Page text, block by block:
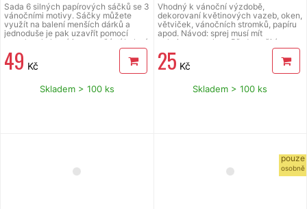
Sada 6 silných papírových sáčků se 3
vánočními motivy. Sáčky můžete
využít na balení menších dárků a
jednoduše je pak uzavřít pomocí
samolepek, které jsou součástí balení.
Sáčky mají rozměr 15 x 21 x 8 cm a
jsou vyrobeny z kvalitního papíru 120
g/m&#178;. Sada obsahuje sáčky a
49 Kč
Skladem > 100 ks
Vhodný k vánoční výzdobě,
dekorovaní květinových vazeb, oken,
větviček, vánočních stromků, papíru
apod. Návod: sprej musí mít
pokojovou teplotu. Před použitím
důkladně protřepat. Ze vzdálenosti
30 cm aplikovat rovnoměrně nástřik
na suchý a čistý povrch. Po 30 - 40
Nevhodné pro děti do 8 let.
Npoužívejte na textil, umělé hmoty a
25 Kč
Skladem > 100 ks
pouze
osobně